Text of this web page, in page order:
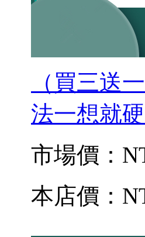
（買三送
法一想就
市場價：
本店價：